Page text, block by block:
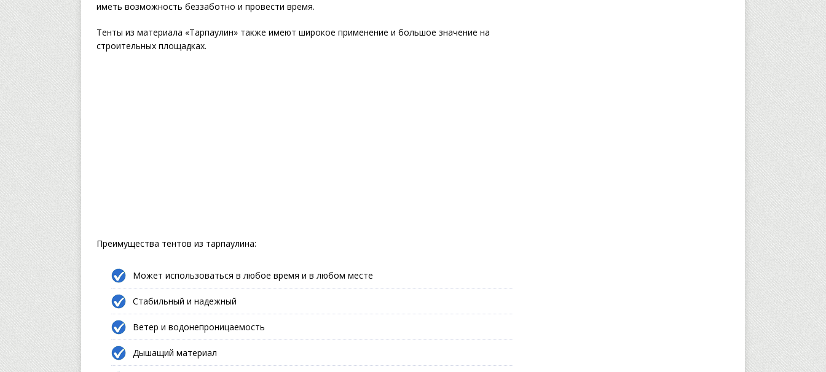
иметь возможность беззаботно и провести время.
Тенты из материала «Тарпаулин» также имеют широкое применение и большое значение на
строительных площадках.
Преимущества тентов из тарпаулина:
Может использоваться в любое время и в любом месте
Стабильный и надежный
Ветер и водонепроницаемость
Дышащий материал